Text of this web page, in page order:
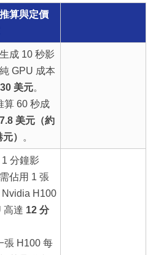
算與定價
成 10 秒影
GPU 成本
美元。
算 60 秒成
7.8 美元（約
）
。
分鐘影
佔用 1 張
Nvidia H100
高達 12 分
張 H100 每